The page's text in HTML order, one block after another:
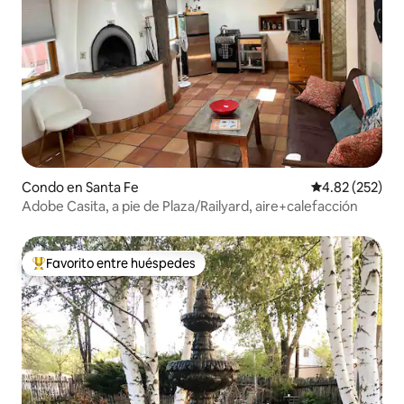
Condo en Santa Fe Calificación
4.82 (252)
Adobe Casita, a pie de Plaza/Railyard, aire+calefacción
Favorito entre huéspedes preferido
Favorito entre huéspedes